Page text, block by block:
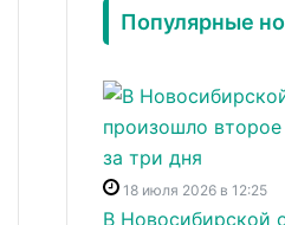
Популярные
18 июля 2026 в 12:25
В Новосибирской